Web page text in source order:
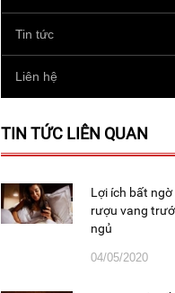
Tin tức
Liên hệ
TIN TỨC LIÊN QUAN
Lợi ích bất ngờ
rượu vang
ngủ
04/05/2020